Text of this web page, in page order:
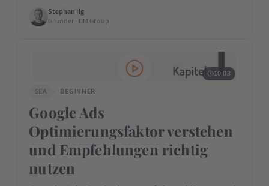
Stephan Ilg
Gründer · DM Group
10:03
SEA
BEGINNER
Google Ads
Optimierungsfaktor verstehen
und Empfehlungen richtig
nutzen